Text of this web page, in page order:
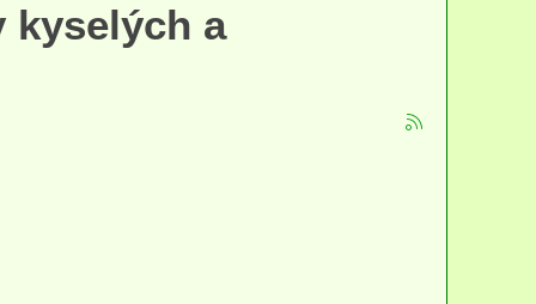
kyselých a